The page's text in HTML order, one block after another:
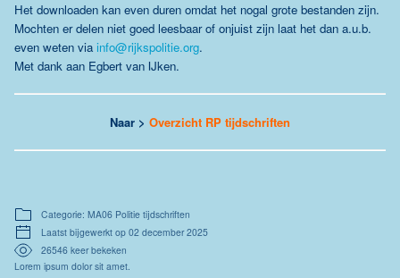
Het downloaden kan even duren omdat het nogal grote bestanden zijn.
Mochten er delen niet goed leesbaar of onjuist zijn laat het dan a.u.b.
even weten via info@rijkspolitie.org.
Met dank aan Egbert van IJken.
Naar > Overzicht RP tijdschriften
Categorie: MA06 Politie tijdschriften
Laatst bijgewerkt op 02 december 2025
26546 keer bekeken
Lorem ipsum dolor sit amet.